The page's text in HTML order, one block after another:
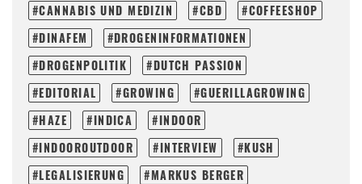
CANNABIS UND MEDIZIN
CBD
COFFEESHOP
DINAFEM
DROGENINFORMATIONEN
DROGENPOLITIK
DUTCH PASSION
EDITORIAL
GROWING
GUERILLAGROWING
HAZE
INDICA
INDOOR
INDOOROUTDOOR
INTERVIEW
KUSH
LEGALISIERUNG
MARKUS BERGER